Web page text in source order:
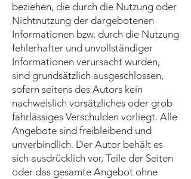
beziehen, die durch die Nutzung oder
Nichtnutzung der dargebotenen
Informationen bzw. durch die Nutzung
fehlerhafter und unvollständiger
Informationen verursacht wurden,
sind grundsätzlich ausgeschlossen,
sofern seitens des Autors kein
nachweislich vorsätzliches oder grob
fahrlässiges Verschulden vorliegt. Alle
Angebote sind freibleibend und
unverbindlich. Der Autor behält es
sich ausdrücklich vor, Teile der Seiten
oder das gesamte Angebot ohne